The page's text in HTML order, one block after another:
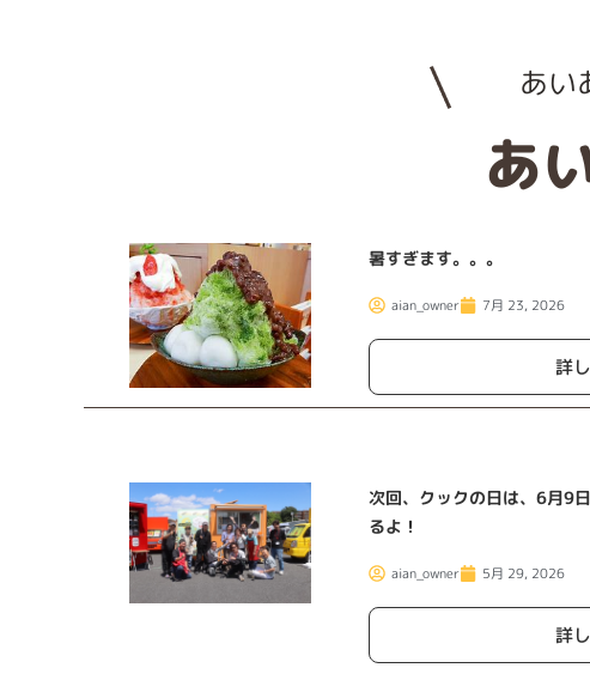
あい
あ
暑すぎます。。。
aian_owner 7月 23, 2026
詳
次回、クックの日は、6月9
るよ！
aian_owner 5月 29, 2026
詳